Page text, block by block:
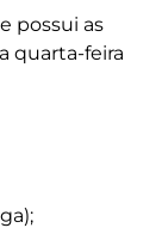
possui as
quarta-feira